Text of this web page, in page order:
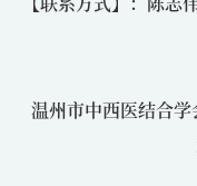
温州市中西医结合学
2013年9